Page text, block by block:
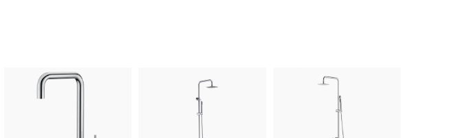
Imagem do Produto Imagem do Produto Imagem do Produto